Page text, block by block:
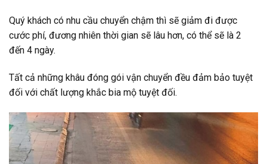
Quý khách có nhu cầu chuyển chậm thì sẽ giảm đi được
cước phí, đương nhiên thời gian sẽ lâu hơn, có thể sẽ là 2
đến 4 ngày.
Tất cả những khâu đóng gói vận chuyển đều đảm bảo tuyệt
đối với chất lượng khắc bia mộ tuyệt đối.